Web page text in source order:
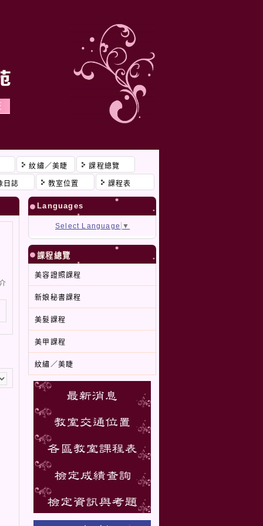
紋繡／美睫 課程總覽
日誌 教室位置 課程表
Languages
Select Language ▼
課程總覽
美容證照課程
新娘秘書課程
美髮課程
美甲課程
紋繡／美睫